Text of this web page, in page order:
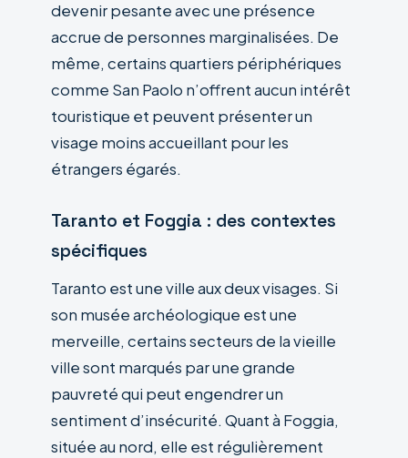
devenir pesante avec une présence
accrue de personnes marginalisées. De
même, certains quartiers périphériques
comme San Paolo n’offrent aucun intérêt
touristique et peuvent présenter un
visage moins accueillant pour les
étrangers égarés.
Taranto et Foggia : des contextes
spécifiques
Taranto est une ville aux deux visages. Si
son musée archéologique est une
merveille, certains secteurs de la vieille
ville sont marqués par une grande
pauvreté qui peut engendrer un
sentiment d’insécurité. Quant à Foggia,
située au nord, elle est régulièrement